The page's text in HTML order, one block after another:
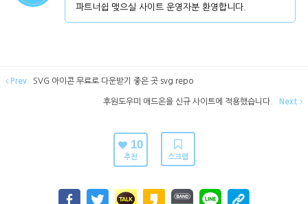
파트너쉽 맺으실 사이트 운영자분 환영합니다.
Prev SVG 아이콘 무료로 다운받기 좋은 곳 svg repo
후원도우미 애드온을 신규 사이트에 적용했습니다. Next
10
추천 스크랩